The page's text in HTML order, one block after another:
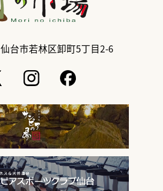
仙台市若林区卸町5丁目2-6